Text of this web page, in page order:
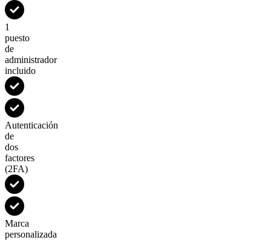
1
puesto
de
administrador
incluido
Autenticación
de
dos
factores
(2FA)
Marca
personalizada